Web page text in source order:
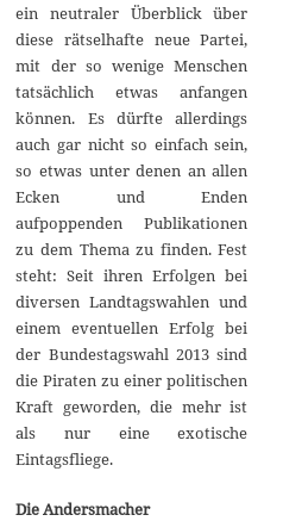
ein neutraler Überblick über
diese rätselhafte neue Partei,
mit der so wenige Menschen
tatsächlich etwas anfangen
können. Es dürfte allerdings
auch gar nicht so einfach sein,
so etwas unter denen an allen
Ecken und Enden
aufpoppenden Publikationen
zu dem Thema zu finden. Fest
steht: Seit ihren Erfolgen bei
diversen Landtagswahlen und
einem eventuellen Erfolg bei
der Bundestagswahl 2013 sind
die Piraten zu einer politischen
Kraft geworden, die mehr ist
als nur eine exotische
Eintagsfliege.
Die Andersmacher